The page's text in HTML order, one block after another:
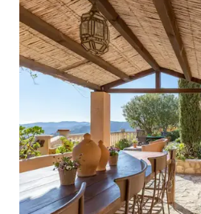
escenario inolvidable para
Nuestro nombre, un juego de
"abrazar" y "asar", captura
cálido y acogedor abrazo de hospi